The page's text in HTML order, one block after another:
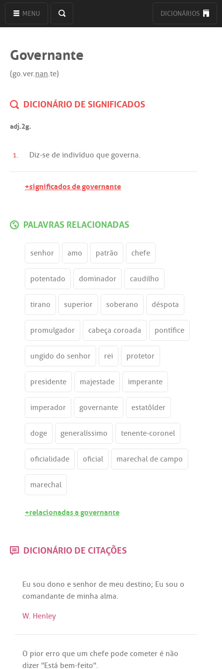
MENU DICIONÁRIOS
Governante
(go.ver.nan.te)
DICIONÁRIO DE SIGNIFICADOS
adj.2g.
1. Diz-se de indivíduo que governa.
+significados de governante
PALAVRAS RELACIONADAS
senhor amo patrão chefe
potentado dominador caudilho
tirano superior soberano déspota
promulgador cabeça coroada pontífice
ungido do senhor rei protetor
presidente majestade imperante
imperador governante estatôlder
doge generalíssimo tenente-coronel
oficialidade oficial marechal de campo
marechal
+relacionadas a governante
DICIONÁRIO DE CITAÇÕES
Eu sou dono e senhor de meu destino; Eu sou o
comandante de minha alma.
W. Henley
O pior erro que um chefe pode cometer é não
dizer "Está bem-feito".